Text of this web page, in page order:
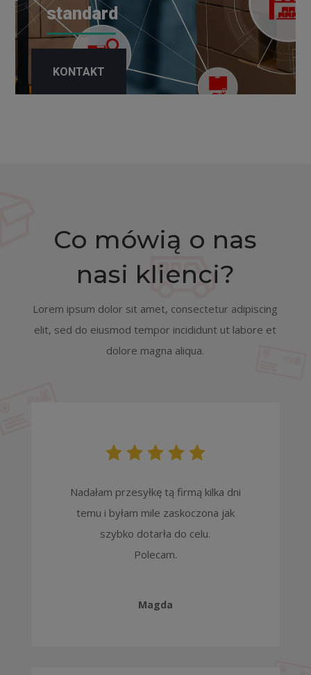
standard
KONTAKT
Co mówią o nas
nasi klienci?
Lorem ipsum dolor sit amet, consectetur adipiscing
elit, sed do eiusmod tempor incididunt ut labore et
dolore magna aliqua.
Nadałam przesyłkę tą firmą kilka dni
temu i byłam mile zaskoczona jak
szybko dotarła do celu.
Polecam.
Magda